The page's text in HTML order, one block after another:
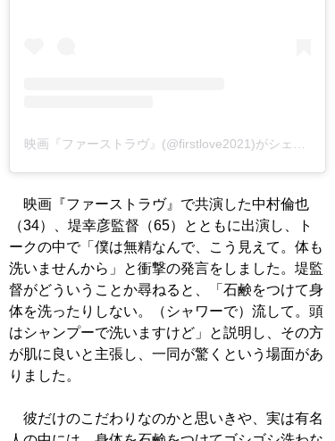
映画『ファーストラヴ』(@firstlove2021)がシェアした投稿
映画『ファーストラヴ』で共演した中村倫也
（34）、堤幸彦監督（65）とともに出演し、ト
ークの中で「僕は無精なんで、こう見えて。体も
洗いませんから」と衝撃の発言をしました。堤監
督がどういうことか尋ねると、「石鹸をつけて身
体を洗ったりしない。（シャワーで）流して。頭
はシャンプーで洗いますけど」と説明し、その方
が肌に良いと主張し、一同が驚くという場面があ
りました。
彼だけのこだわりなのかと思いきや、実は有名